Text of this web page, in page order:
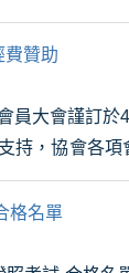
費贊助
員大會謹訂
持，協會各
格名單